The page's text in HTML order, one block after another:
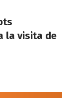
la visita de